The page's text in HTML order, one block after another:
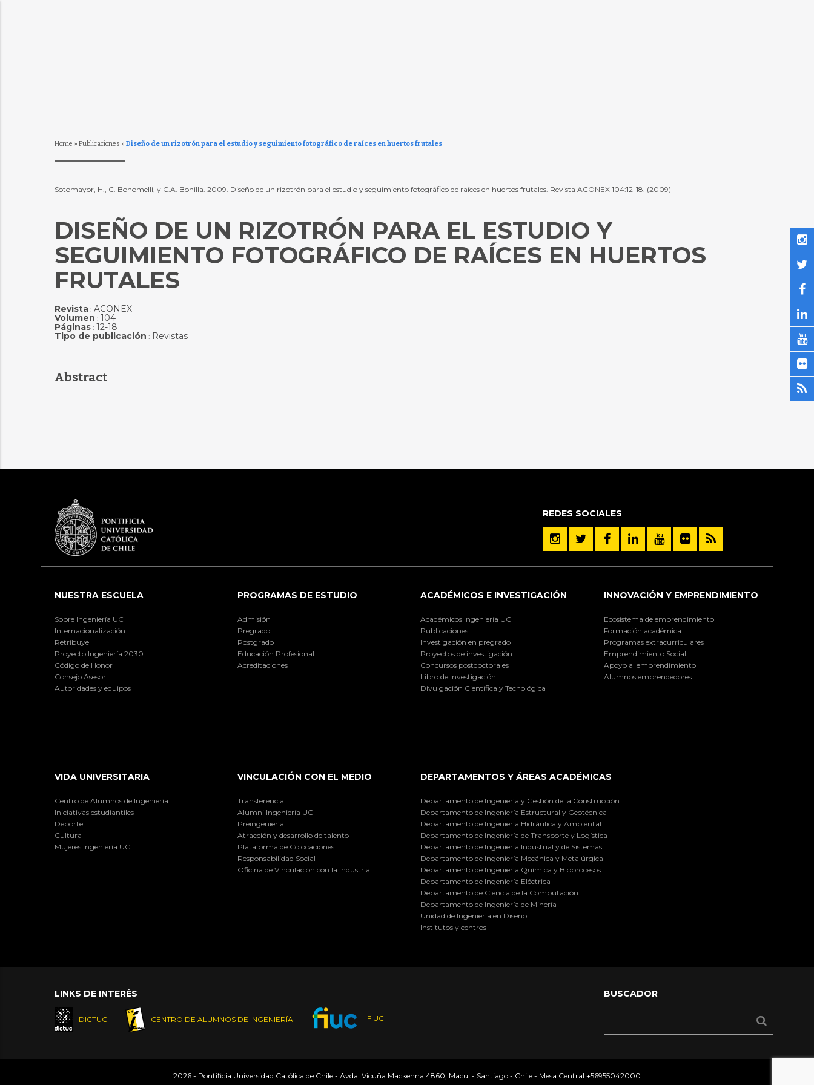
Home » Publicaciones » Diseño de un rizotrón para el estudio y seguimiento fotográfico de raíces en huertos frutales
Sotomayor, H., C. Bonomelli, y C.A. Bonilla. 2009. Diseño de un rizotrón para el estudio y seguimiento fotográfico de raíces en huertos frutales. Revista ACONEX 104:12-18. (2009)
DISEÑO DE UN RIZOTRÓN PARA EL ESTUDIO Y
SEGUIMIENTO FOTOGRÁFICO DE RAÍCES EN HUERTOS
FRUTALES
Revista: ACONEX
Volumen : 104
Páginas: 12-18
Tipo de publicación : Revistas
Abstract
REDES SOCIALES
NUESTRA ESCUELA
Sobre Ingeniería UC
Internacionalización
Retribuye
Proyecto Ingeniería 2030
Código de Honor
Consejo Asesor
Autoridades y equipos
PROGRAMAS DE ESTUDIO
Admisión
Pregrado
Postgrado
Educación Profesional
Acreditaciones
ACADÉMICOS E INVESTIGACIÓN
Académicos Ingeniería UC
Publicaciones
Investigación en pregrado
Proyectos de investigación
Concursos postdoctorales
Libro de Investigación
Divulgación Científica y Tecnológica
INNOVACIÓN Y EMPRENDIMIENTO
Ecosistema de emprendimiento
Formación académica
Programas extracurriculares
Emprendimiento Social
Apoyo al emprendimiento
Alumnos emprendedores
VIDA UNIVERSITARIA
Centro de Alumnos de Ingeniería
Iniciativas estudiantiles
Deporte
Cultura
Mujeres Ingeniería UC
VINCULACIÓN CON EL MEDIO
Transferencia
Alumni Ingeniería UC
Preingeniería
Atracción y desarrollo de talento
Plataforma de Colocaciones
Responsabilidad Social
Oficina de Vinculación con la Industria
DEPARTAMENTOS Y ÁREAS ACADÉMICAS
Departamento de Ingeniería y Gestión de la Construcción
Departamento de Ingeniería Estructural y Geotécnica
Departamento de Ingeniería Hidráulica y Ambiental
Departamento de Ingeniería de Transporte y Logística
Departamento de Ingeniería Industrial y de Sistemas
Departamento de Ingeniería Mecánica y Metalúrgica
Departamento de Ingeniería Química y Bioprocesos
Departamento de Ingeniería Eléctrica
Departamento de Ciencia de la Computación
Departamento de Ingeniería de Minería
Unidad de Ingeniería en Diseño
Institutos y centros
LINKS DE INTERÉS
DICTUC CENTRO DE ALUMNOS DE INGENIERÍA FIUC
BUSCADOR
2026 - Pontificia Universidad Católica de Chile - Avda. Vicuña Mackenna 4860, Macul - Santiago - Chile - Mesa Central +56955042000